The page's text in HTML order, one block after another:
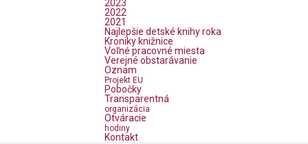
2023
2022
2021
Najlepšie detské knihy roka
Kroniky knižnice
Voľné pracovné miesta
Verejné obstarávanie
Oznam
Projekt EU
Pobočky
Transparentná
organizácia
Otváracie
hodiny
Kontakt